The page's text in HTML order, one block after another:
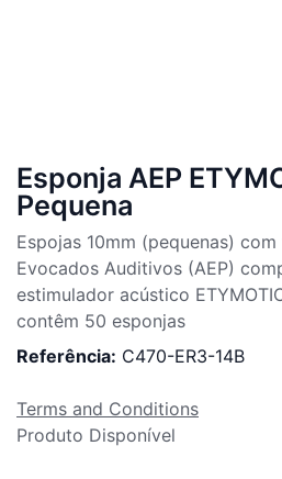
Esponja AEP
Pequena
Espojas 10mm (pequenas)
Evocados Auditivos (AEP)
estimulador acústico
contêm 50 esponjas
Referência: C470-ER3-14B
Terms and Conditions
Produto Disponível